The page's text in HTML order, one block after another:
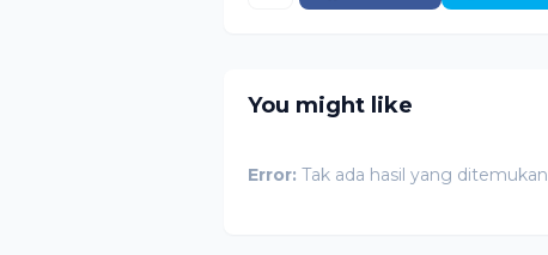
You might like
Error: Tak ada hasil yang ditemukan